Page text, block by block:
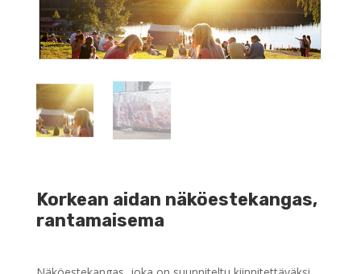
Korkean aidan näköestekangas,
rantamaisema